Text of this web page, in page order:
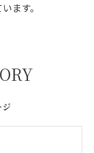
ます。